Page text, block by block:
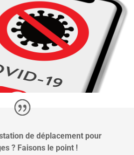
de déplacement pour
? Faisons le point !